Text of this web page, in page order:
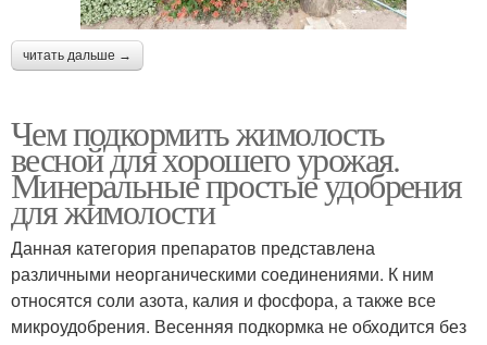
читать дальше →
Чем подкормить жимолость
весной для хорошего урожая.
Минеральные простые удобрения
для жимолости
Данная категория препаратов представлена
различными неорганическими соединениями. К ним
относятся соли азота, калия и фосфора, а также все
микроудобрения. Весенняя подкормка не обходится без